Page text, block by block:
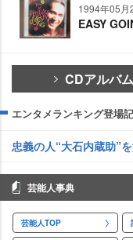
1994年05月
EASY
CDアルバ
エンタメランキング登場
忠義の人“大石内蔵助”
芸能人事典
芸能人TOP